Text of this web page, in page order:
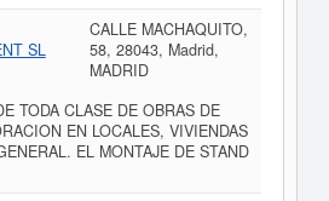
SL
CALLE MACHAQUITO,
58, 28043, Madrid,
MADRID
TODA CLASE DE OBRAS DE
EN LOCALES, VIVIENDAS
EL MONTAJE DE STAND